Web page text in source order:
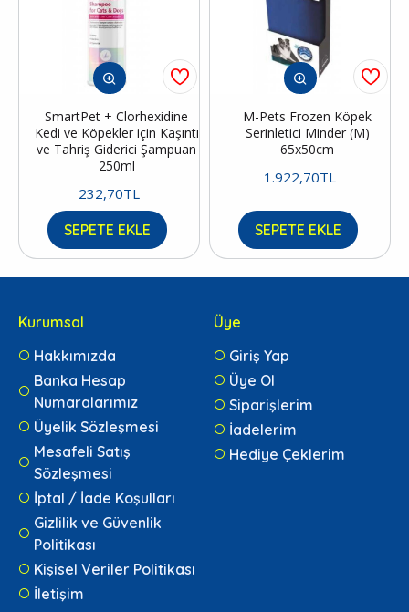
SmartPet + Clorhexidine
Kedi ve Köpekler için Kaşıntı
ve Tahriş Giderici Şampuan
250ml
232,70TL
SEPETE EKLE
M-Pets Frozen Köpek
Serinletici Minder (M)
65x50cm
1.922,70TL
SEPETE EKLE
Kurumsal
Hakkımızda
Banka Hesap
Numaralarımız
Üyelik Sözleşmesi
Mesafeli Satış
Sözleşmesi
İptal / İade Koşulları
Gizlilik ve Güvenlik
Politikası
Kişisel Veriler Politikası
İletişim
Üye
Giriş Yap
Üye Ol
Siparişlerim
İadelerim
Hediye Çeklerim